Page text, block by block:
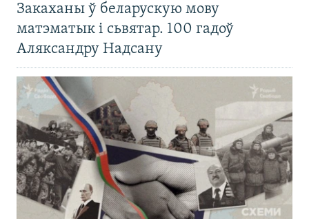
Закаханы ў беларускую мову
матэматык і сьвятар. 100 гадоў
Аляксандру Надсану